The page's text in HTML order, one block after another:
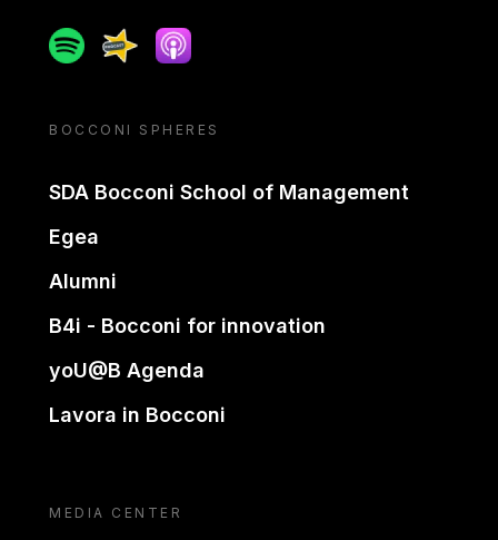
SpotifySpreakerApple podcast
BOCCONI SPHERES
SDA Bocconi School of Management
Egea
Alumni
B4i - Bocconi for innovation
yoU@B Agenda
Lavora in Bocconi
MEDIA CENTER